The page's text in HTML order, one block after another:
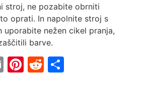
stroj, ne pozabite obrniti
oprati. In napolnite stroj s
uporabite nežen cikel pranja,
barve.
EmailPinterest
Reddit
Share